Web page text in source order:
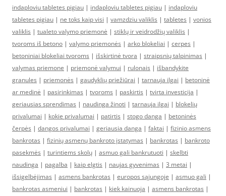
indaploviu tabletes pigiau | indaploviu tabletes pigiau | indaploviu
tabletes pigiau | ne toks kaip visi | vamzdziu valiklis | tabletes | vonios
valiklis | tualeto valymo priemonė | stiklų ir veidrodžių valiklis |
tvoroms iš betono | valymo priemonės | arko blokeliai | cerpes |
betoniniai blokeliai tvoroms | išskirtinė tvora | straipsnių talpinimas |
valymas priemone | priemonė valymui | rulonais | išbandykite
granules | priemonės | gaudyklių priežiūrai | tarnauja ilgai | betoninė
ar medinė | pasirinkimas | tvoroms | paskirtis | tvirta investicija |
geriausias sprendimas | naudinga žinoti | tarnauja ilgai | blokelių
privalumai | kokie privalumai | patirtis | stogo danga | betoninės
čerpės | dangos privalumai | geriausia danga | faktai | fizinio asmens
bankrotas | fizinių asmenų bankroto įstatymas | bankrotas | bankroto
pasekmės | turintiems skolų | asmuo gali bankrutuoti | skelbti
naudinga | pagalba | kaip elgtis | naujas gyvenimas | 3 metai |
išsigelbėjimas | asmens bankrotas | europos sąjungoje | asmuo gali |
bankrotas asmeniui | bankrotas | kiek kainuoja | asmens bankrotas |